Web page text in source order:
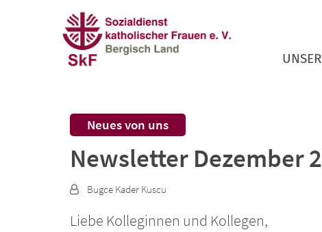
Zum Inhalt springen
Neues von uns:
Newsletter Dezember
Von: Bugce Kader Kuscu
Liebe Kolleginnen und Kollegen,